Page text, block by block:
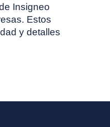
Insigneo
Estos
y detalles